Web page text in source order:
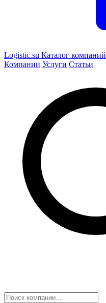
Logistic.su Каталог компаний
Компании Услуги Статьи